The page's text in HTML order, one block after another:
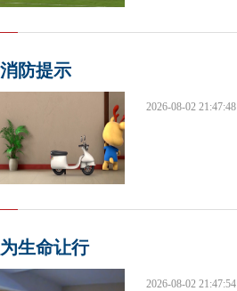
消防提示
2026-08-02 21:47:48
为生命让行
2026-08-02 21:47:54